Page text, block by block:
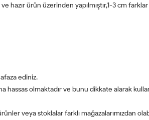
ürün üzerinden yapılmıştır,1-3 cm
ediniz.
olmaktadır ve bunu dikkate alarak
veya stoklalar farklı mağazalarımızdan